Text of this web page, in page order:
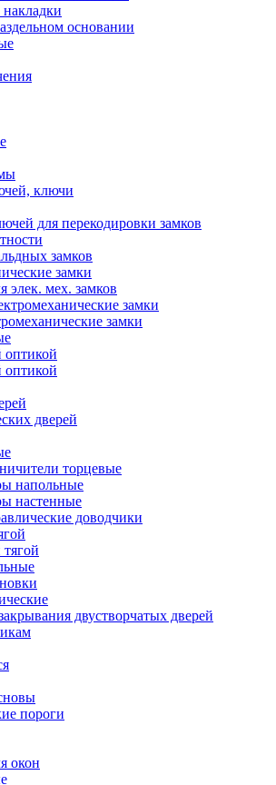
основании
ключи
для перекодировки замков
замков
замки
элек. мех. замков
замки
замки
оптикой
оптикой
дверей
торцевые
напольные
настенные
доводчики
тягой
двустворчатых дверей
пороги
окон